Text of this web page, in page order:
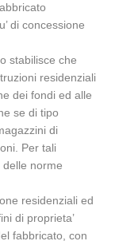
di concessione
stabilisce che
residenziali
dei fondi ed alle
se di tipo
di
Per tali
delle norme
residenziali ed
di proprieta’
fabbricato, con